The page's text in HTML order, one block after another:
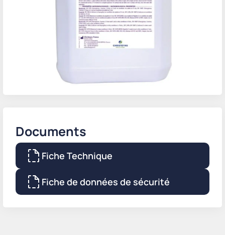
Documents
Fiche Technique
Fiche de données de sécurité